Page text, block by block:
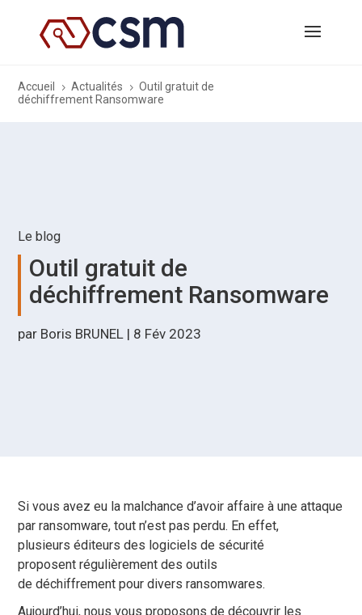
Accueil 5 Actualités 5 Outil gratuit de
déchiffrement Ransomware
Le blog
Outil gratuit de
déchiffrement Ransomware
par Boris BRUNEL | 8 Fév 2023
Si vous avez eu la malchance d’avoir affaire à une attaque
par ransomware, tout n’est pas perdu. En effet,
plusieurs éditeurs des logiciels de sécurité
proposent régulièrement des outils
de déchiffrement pour divers ransomwares.
Aujourd’hui, nous vous proposons de découvrir les